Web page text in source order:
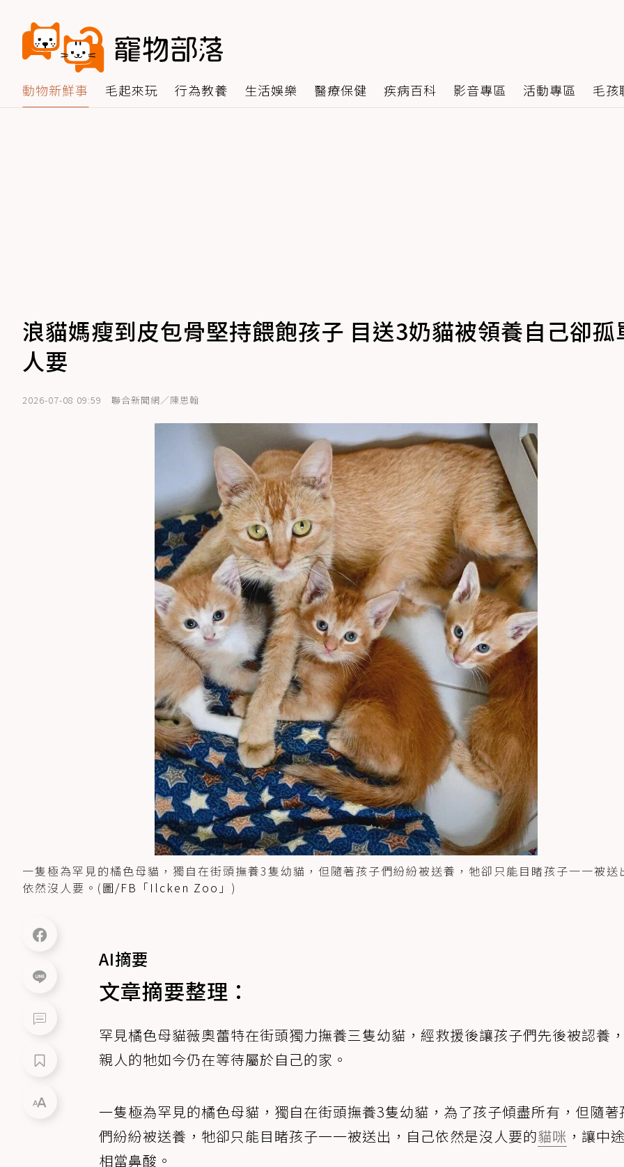
動物新鮮事 毛起來玩 行為教養 生活娛樂 醫療保健 疾病百科 影音專區 活動專區 毛孩
浪貓媽瘦到皮包骨堅持餵飽孩子 目送3奶貓被領養自己卻孤
人要
2026-07-08 09:59 聯合新聞網／陳思翰
一隻極為罕見的橘色母貓，獨自在街頭撫養3隻幼貓，但隨著孩子們紛紛被送養，牠卻只能目睹孩子一一被送
依然沒人要。(圖/FB「Ilcken Zoo」 )
AI摘要
文章摘要整理：
罕見橘色母貓薇奧蕾特在街頭獨力撫養三隻幼貓，經救援後讓孩子們先後被認養
親人的牠如今仍在等待屬於自己的家。
一隻極為罕見的橘色母貓，獨自在街頭撫養3隻幼貓，為了孩子傾盡所有，但隨著
們紛紛被送養，牠卻只能目睹孩子一一被送出，自己依然是沒人要的貓咪 ，讓中
相當鼻酸。